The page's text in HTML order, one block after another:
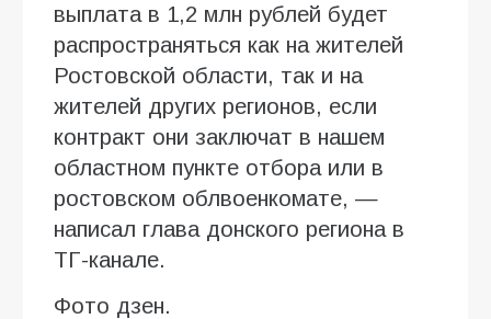
выплата в 1,2 млн рублей будет
распространяться как на жителей
Ростовской области, так и на
жителей других регионов, если
контракт они заключат в нашем
областном пункте отбора или в
ростовском облвоенкомате, —
написал глава донского региона в
ТГ-канале.
Фото дзен.